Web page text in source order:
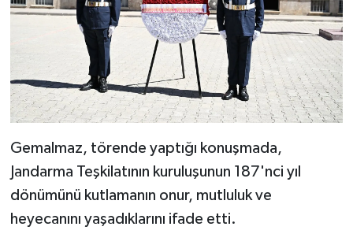
Gemalmaz, törende yaptığı konuşmada,
Jandarma Teşkilatının kuruluşunun 187'nci yıl
dönümünü kutlamanın onur, mutluluk ve
heyecanını yaşadıklarını ifade etti.